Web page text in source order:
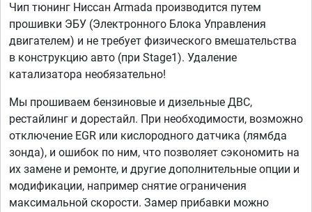
Чип тюнинг Ниссан Armada производится путем
прошивки ЭБУ (Электронного Блока Управления
двигателем) и не требует физического вмешательства
в конструкцию авто (при Stage1). Удаление
катализатора необязательно!
Мы прошиваем бензиновые и дизельные ДВС,
рестайлинг и дорестайл. При необходимости, возможно
отключение EGR или кислородного датчика (лямбда
зонда), и ошибок по ним, что позволяет сэкономить на
их замене и ремонте, и другие дополнительные опции и
модификации, например снятие ограничения
максимальной скорости. Замер прибавки можно